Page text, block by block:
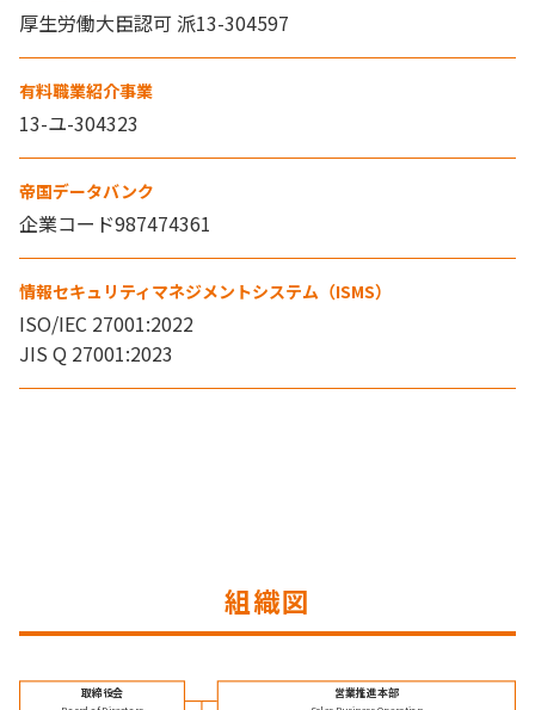
厚生労働大臣認可 派13-304597
有料職業紹介事業
13-ユ-304323
帝国データバンク
企業コード987474361
情報セキュリティマネジメントシステム（ISMS）
ISO/IEC 27001:2022
JIS Q 27001:2023
組織図
取締役会 営業推進本部